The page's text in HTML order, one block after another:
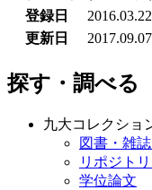
登録日
2016.03.22
更新日
2017.09.07
探す・調べる
九大コレクショ
図書・雑
リポジトリ
学位論文